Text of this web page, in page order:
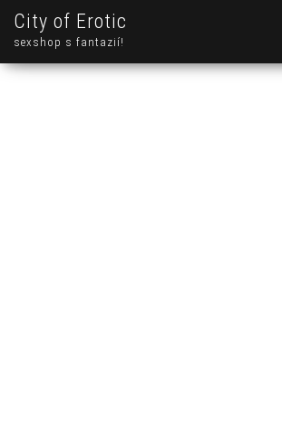
City of Erotic
sexshop s fantazií!